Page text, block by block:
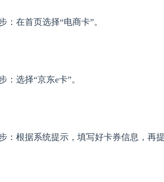
：在首页选择“电商卡”。
：选择“京东e卡”。
：根据系统提示，填写好卡券信息，再提